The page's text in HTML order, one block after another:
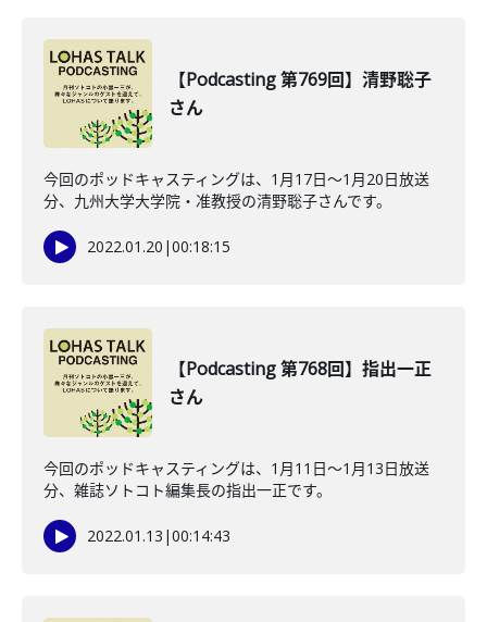
【Podcasting 第769回】清野聡子
さん
今回のポッドキャスティングは、1月17日〜1月20日放送
分、九州大学大学院・准教授の清野聡子さんです。
2022.01.20 |00:18:15
【Podcasting 第768回】指出一正
さん
今回のポッドキャスティングは、1月11日〜1月13日放送
分、雑誌ソトコト編集長の指出一正です。
2022.01.13 |00:14:43